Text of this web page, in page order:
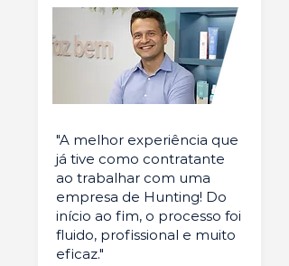
"A melhor experiência que
já tive como contratante
ao trabalhar com uma
empresa de Hunting! Do
início ao fim, o processo foi
fluido, profissional e muito
eficaz."